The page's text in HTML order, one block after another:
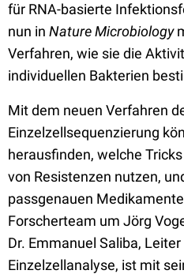
für RNA-basierte
nun in NatureMicrobiology
Verfahren, wie sie die
individuellen Bakterien
Mit dem neuen Verfahren
Einzelzellsequenzierung
herausfinden, welche
von Resistenzen nutzen,
passgenauen
Forscherteam um Jörg
Dr. Emmanuel Saliba,
Einzelzellanalyse, ist mit